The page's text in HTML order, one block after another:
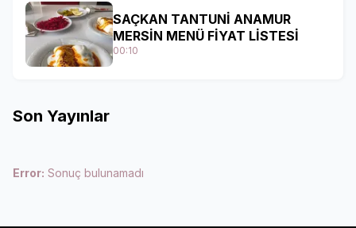
SAÇKAN TANTUNİ ANAMUR
MERSİN MENÜ FİYAT LİSTESİ
00:10
Son Yayınlar
Error: Sonuç bulunamadı